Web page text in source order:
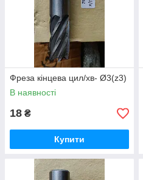
Фреза кінцева цил/хв- Ø3(z3)
В наявності
18 ₴
Купити